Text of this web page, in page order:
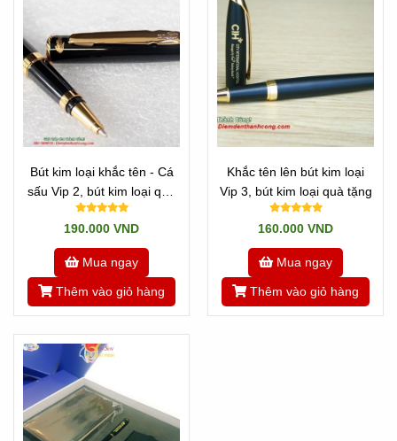
Bút kim loại khắc tên - Cá
sấu Vip 2, bút kim loại quà
tặng
190.000 VND
Mua ngay
Thêm vào giỏ hàng
Khắc tên lên bút kim loại
Vip 3, bút kim loại quà tặng
160.000 VND
Mua ngay
Thêm vào giỏ hàng